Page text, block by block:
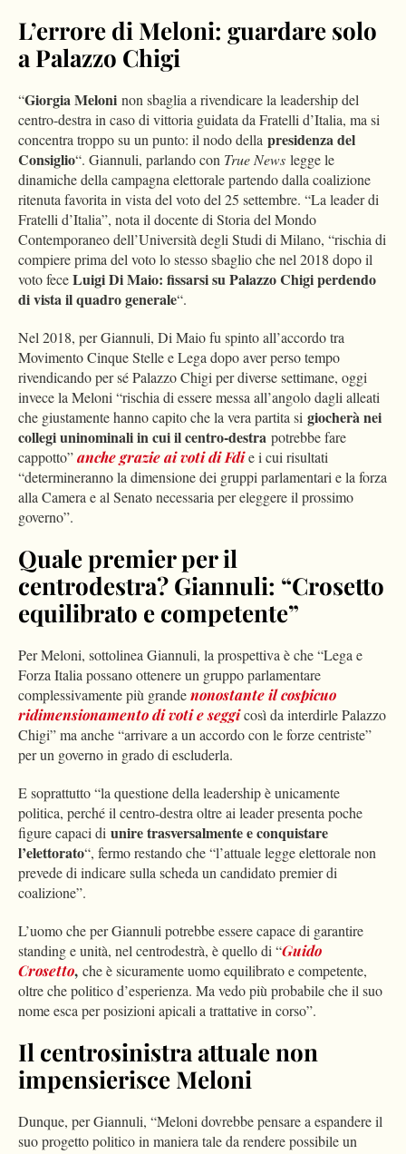
L’errore di Meloni: guardare solo
a Palazzo Chigi
“Giorgia Meloni non sbaglia a rivendicare la leadership del
centro-destra in caso di vittoria guidata da Fratelli d’Italia, ma si
concentra troppo su un punto: il nodo della presidenza del
Consiglio“. Giannuli, parlando con True News legge le
dinamiche della campagna elettorale partendo dalla coalizione
ritenuta favorita in vista del voto del 25 settembre. “La leader di
Fratelli d’Italia”, nota il docente di Storia del Mondo
Contemporaneo dell’Università degli Studi di Milano, “rischia di
compiere prima del voto lo stesso sbaglio che nel 2018 dopo il
voto feceLuigi Di Maio: fissarsi su Palazzo Chigi perdendo
di vista il quadro generale“.
Nel 2018, per Giannuli, Di Maio fu spinto all’accordo tra
Movimento Cinque Stelle e Lega dopo aver perso tempo
rivendicando per sé Palazzo Chigi per diverse settimane, oggi
invece la Meloni “rischia di essere messa all’angolo dagli alleati
che giustamente hanno capito che la vera partita si giocherà nei
collegi uninominali in cui il centro-destra potrebbe fare
cappotto”anche grazie ai voti di Fdie i cui risultati
“determineranno la dimensione dei gruppi parlamentari e la forza
alla Camera e al Senato necessaria per eleggere il prossimo
governo”.
Quale premier per il
centrodestra? Giannuli: “Crosetto
equilibrato e competente”
Per Meloni, sottolinea Giannuli, la prospettiva è che “Lega e
Forza Italia possano ottenere un gruppo parlamentare
complessivamente più grandenonostante il cospicuo
ridimensionamento di voti e seggicosì da interdirle Palazzo
Chigi” ma anche “arrivare a un accordo con le forze centriste”
per un governo in grado di escluderla.
E soprattutto “la questione della leadership è unicamente
politica, perché il centro-destra oltre ai leader presenta poche
figure capaci di unire trasversalmente e conquistare
l’elettorato“, fermo restando che “l’attuale legge elettorale non
prevede di indicare sulla scheda un candidato premier di
coalizione”.
L’uomo che per Giannuli potrebbe essere capace di garantire
standing e unità, nel centrodestrà, è quello di “Guido
Crosetto, che è sicuramente uomo equilibrato e competente,
oltre che politico d’esperienza. Ma vedo più probabile che il suo
nome esca per posizioni apicali a trattative in corso”.
Il centrosinistra attuale non
impensierisce Meloni
Dunque, per Giannuli, “Meloni dovrebbe pensare a espandere il
suo progetto politico in maniera tale da rendere possibile un